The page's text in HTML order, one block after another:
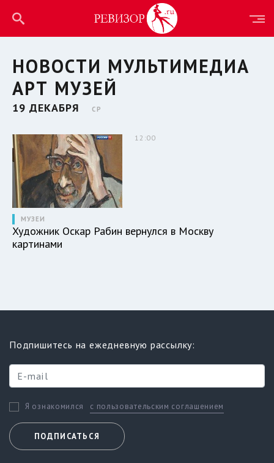
НОВОСТИ МУЛЬТИМЕДИА
АРТ МУЗЕЙ
19 ДЕКАБРЯ СР
12:00
МУЗЕИ
Художник Оскар Рабин вернулся в Москву
картинами
Подпишитесь на ежедневную рассылку:
Я ознакомился с пользовательским соглашением
ПОДПИСАТЬСЯ